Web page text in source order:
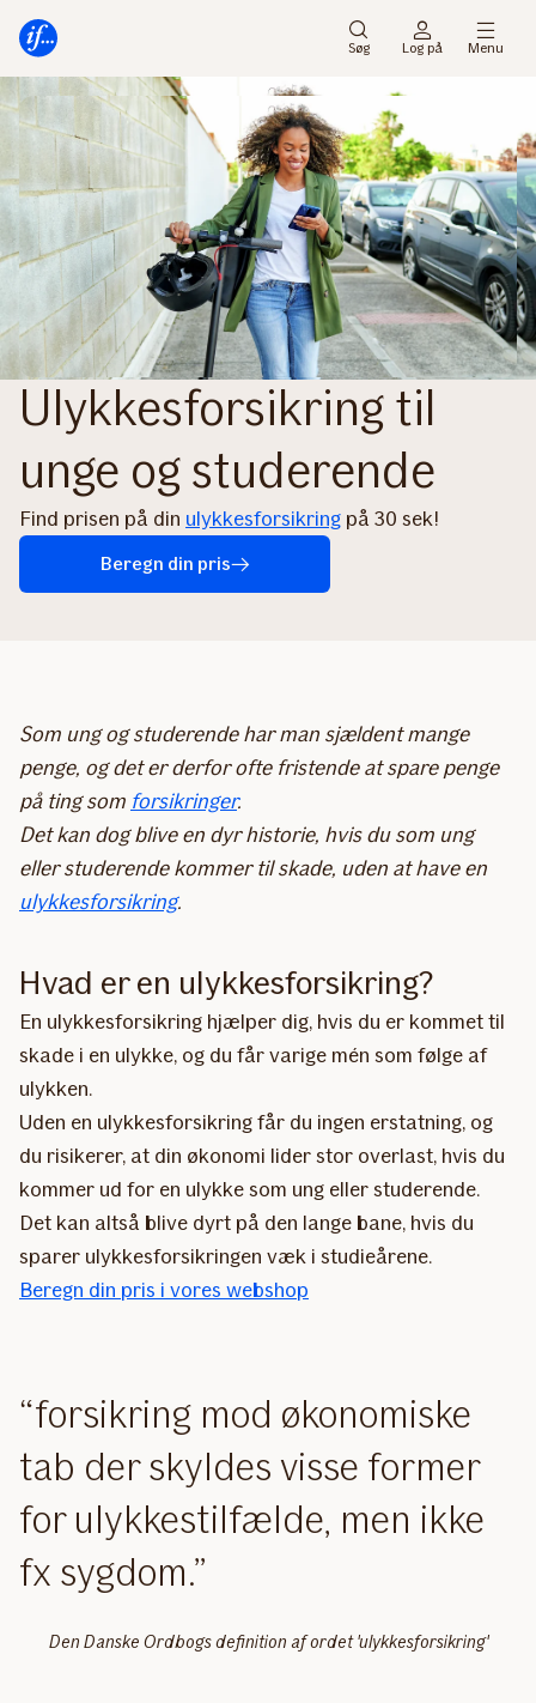
Søg Log på Menu
Ulykkesforsikring til
unge og studerende
Find prisen på din ulykkesforsikring på 30 sek!
Beregn din pris
Som ung og studerende har man sjældent mange
penge, og det er derfor ofte fristende at spare penge
på ting som forsikringer.
Det kan dog blive en dyr historie, hvis du som ung
eller studerende kommer til skade, uden at have en
ulykkesforsikring.
Hvad er en ulykkesforsikring?
En ulykkesforsikring hjælper dig, hvis du er kommet til
skade i en ulykke, og du får varige mén som følge af
ulykken.
Uden en ulykkesforsikring får du ingen erstatning, og
du risikerer, at din økonomi lider stor overlast, hvis du
kommer ud for en ulykke som ung eller studerende.
Det kan altså blive dyrt på den lange bane, hvis du
sparer ulykkesforsikringen væk i studieårene.
Beregn din pris i vores webshop
forsikring mod økonomiske
tab der skyldes visse former
for ulykkestilfælde, men ikke
fx sygdom.
Den Danske Ordbogs definition af ordet 'ulykkesforsikring'